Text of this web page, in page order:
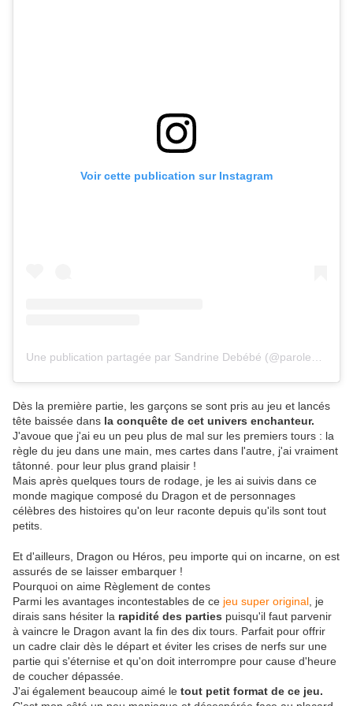
Voir cette publication sur Instagram
Une publication partagée par Sandrine Debébé (@parolesdebebe69)
Dès la première partie, les garçons se sont pris au jeu et lancés
tête baissée dans la conquête de cet univers enchanteur.
J'avoue que j'ai eu un peu plus de mal sur les premiers tours : la
règle du jeu dans une main, mes cartes dans l'autre, j'ai vraiment
tâtonné. pour leur plus grand plaisir !
Mais après quelques tours de rodage, je les ai suivis dans ce
monde magique composé du Dragon et de personnages
célèbres des histoires qu'on leur raconte depuis qu'ils sont tout
petits.
Et d'ailleurs, Dragon ou Héros, peu importe qui on incarne, on est
assurés de se laisser embarquer !
Pourquoi on aime Règlement de contes
Parmi les avantages incontestables de ce jeu super original, je
dirais sans hésiter la rapidité des parties puisqu'il faut parvenir
à vaincre le Dragon avant la fin des dix tours. Parfait pour offrir
un cadre clair dès le départ et éviter les crises de nerfs sur une
partie qui s'éternise et qu'on doit interrompre pour cause d'heure
de coucher dépassée.
J'ai également beaucoup aimé le tout petit format de ce jeu.